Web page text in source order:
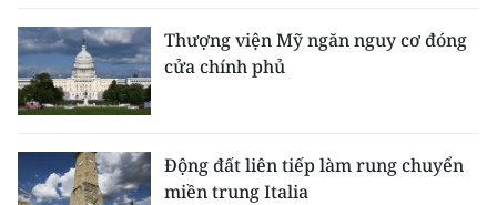
Thượng viện Mỹ ngăn nguy cơ đóng
cửa chính phủ
Động đất liên tiếp làm rung chuyển
miền trung Italia